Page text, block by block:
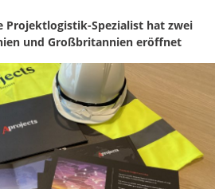
Projektlogistik-Spezialist hat zwei
und Großbritannien eröffnet